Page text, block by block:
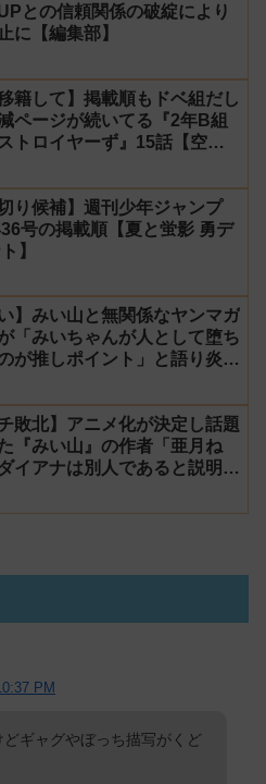
との信頼関係の破綻により
に【編集部】
移籍して】掲載順もドベ組だし
ページが続いてる『2年B組
トロイヤーず』15話【空
切り候補】週刊少年ジャンプ
号の掲載順【夏と蛍影 勇デ
】
い】みい山と無関係なヤンマガ
「みいちゃんが人として堕ち
が推しポイント」と語り炎上
チ敗北】アニメ化が決定し話題
『みい山』の作者「亜月ね
イアナは別人であると説明し
PM
ギャグやぼっち描写がくど